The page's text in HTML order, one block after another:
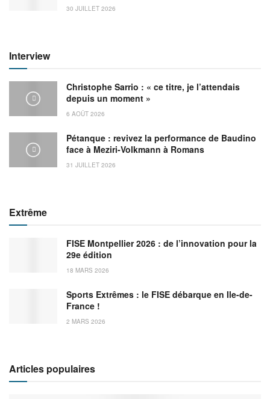
30 JUILLET 2026
Interview
Christophe Sarrio : « ce titre, je l’attendais
depuis un moment »
6 AOÛT 2026
Pétanque : revivez la performance de Baudino
face à Meziri-Volkmann à Romans
31 JUILLET 2026
Extrême
FISE Montpellier 2026 : de l’innovation pour la
29e édition
18 MARS 2026
Sports Extrêmes : le FISE débarque en Ile-de-
France !
2 MARS 2026
Articles populaires